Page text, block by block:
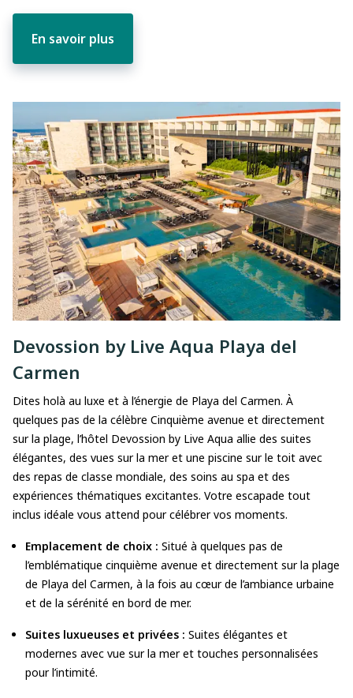
En savoir plus
Devossion by Live Aqua Playa del
Carmen
Dites holà au luxe et à l’énergie de Playa del Carmen. À
quelques pas de la célèbre Cinquième avenue et directement
sur la plage, l’hôtel Devossion by Live Aqua allie des suites
élégantes, des vues sur la mer et une piscine sur le toit avec
des repas de classe mondiale, des soins au spa et des
expériences thématiques excitantes. Votre escapade tout
inclus idéale vous attend pour célébrer vos moments.
Emplacement de choix : Situé à quelques pas de
l’emblématique cinquième avenue et directement sur la plage
de Playa del Carmen, à la fois au cœur de l’ambiance urbaine
et de la sérénité en bord de mer.
Suites luxueuses et privées : Suites élégantes et
modernes avec vue sur la mer et touches personnalisées
pour l’intimité.